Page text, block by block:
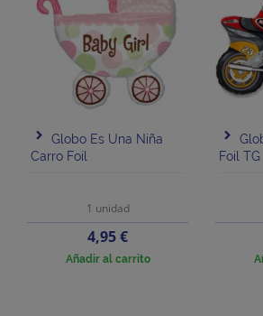
Globo Es Una Niña
Carro Foil
1 unidad
Precio
4,95 €
Añadir al carrito
Foil TG